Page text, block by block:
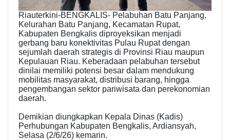
Riauterkini-BENGKALIS- Pelabuhan Batu Panjang,
Kelurahan Batu Panjang, Kecamatan Rupat,
Kabupaten Bengkalis diproyeksikan menjadi
gerbang baru konektivitas Pulau Rupat dengan
sejumlah daerah strategis di Provinsi Riau maupun
Kepulauan Riau. Keberadaan pelabuhan tersebut
dinilai memiliki potensi besar dalam mendukung
mobilitas masyarakat, distribusi barang, hingga
pengembangan sektor pariwisata dan perekonomian
daerah.
Demikian diungkapkan Kepala Dinas (Kadis)
Perhubungan Kabupaten Bengkalis, Ardiansyah,
Selasa (2/6/26) kemarin.